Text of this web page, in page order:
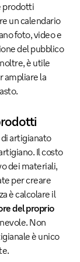
prodotti
un calendario
foto, video e
del pubblico
è utile
ampliare la
artigianato
Il costo
dei materiali,
per creare
è calcolare il
del proprio
Non
è unico